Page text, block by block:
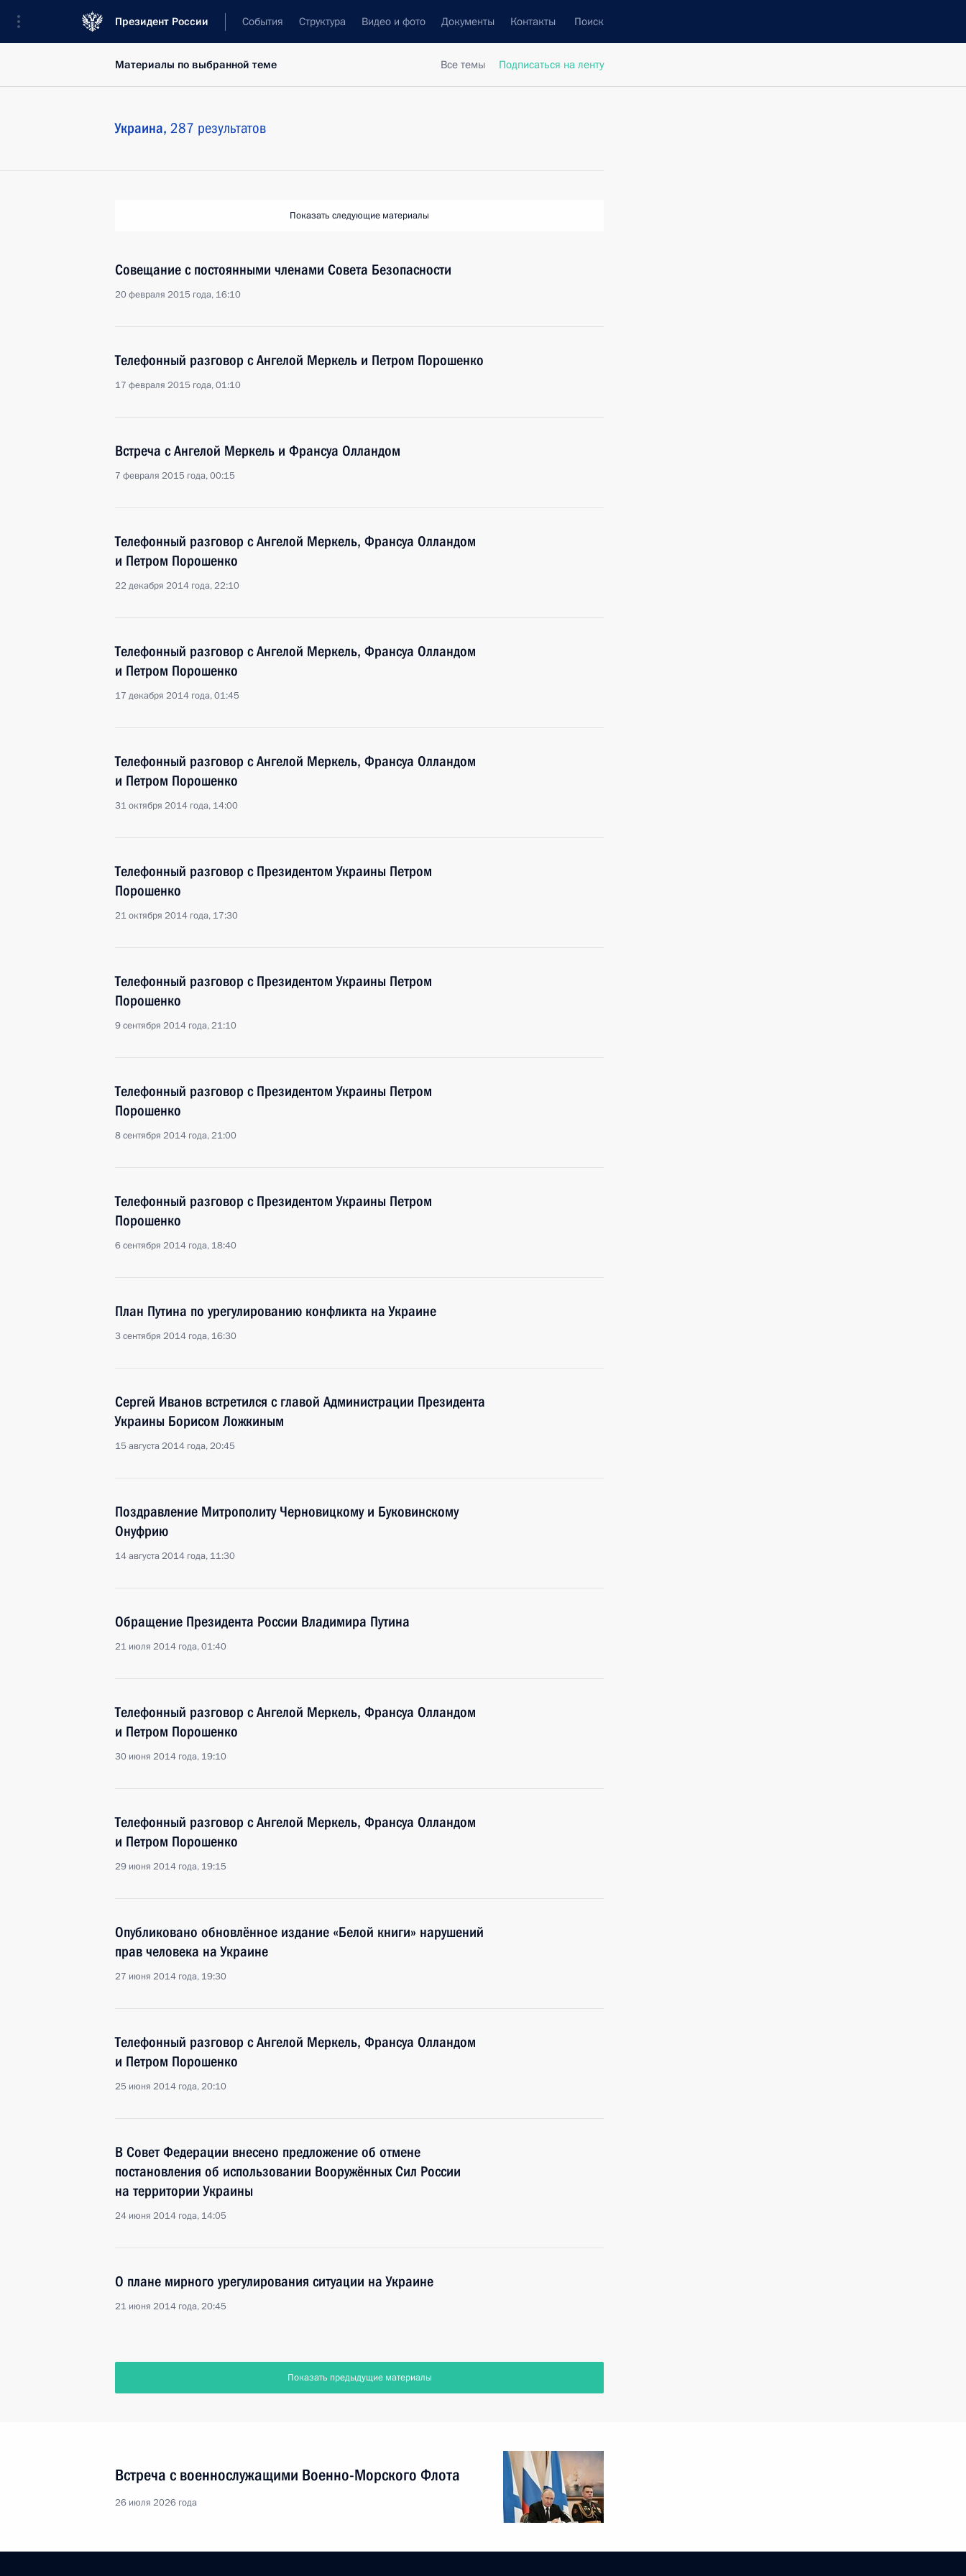
Президент России События Структура Видео и фото Документы Контакты Поиск
Все темы Подписаться на ленту
Материалы по выбранной теме
Украина, 287 результатов
Показать следующие материалы
Совещание с постоянными членами Совета Безопасности
20 февраля 2015 года, 16:10
Телефонный разговор с Ангелой Меркель и Петром Порошенко
17 февраля 2015 года, 01:10
Встреча с Ангелой Меркель и Франсуа Олландом
7 февраля 2015 года, 00:15
Телефонный разговор с Ангелой Меркель, Франсуа Олландом
и Петром Порошенко
22 декабря 2014 года, 22:10
Телефонный разговор с Ангелой Меркель, Франсуа Олландом
и Петром Порошенко
17 декабря 2014 года, 01:45
Телефонный разговор с Ангелой Меркель, Франсуа Олландом
и Петром Порошенко
31 октября 2014 года, 14:00
Телефонный разговор с Президентом Украины Петром
Порошенко
21 октября 2014 года, 17:30
Телефонный разговор с Президентом Украины Петром
Порошенко
9 сентября 2014 года, 21:10
Телефонный разговор с Президентом Украины Петром
Порошенко
8 сентября 2014 года, 21:00
Телефонный разговор с Президентом Украины Петром
Порошенко
6 сентября 2014 года, 18:40
План Путина по урегулированию конфликта на Украине
3 сентября 2014 года, 16:30
Сергей Иванов встретился с главой Администрации Президента
Украины Борисом Ложкиным
15 августа 2014 года, 20:45
Поздравление Митрополиту Черновицкому и Буковинскому
Онуфрию
14 августа 2014 года, 11:30
Обращение Президента России Владимира Путина
21 июля 2014 года, 01:40
Телефонный разговор с Ангелой Меркель, Франсуа Олландом
и Петром Порошенко
30 июня 2014 года, 19:10
Телефонный разговор с Ангелой Меркель, Франсуа Олландом
и Петром Порошенко
29 июня 2014 года, 19:15
Опубликовано обновлённое издание «Белой книги» нарушений
прав человека на Украине
27 июня 2014 года, 19:30
Телефонный разговор с Ангелой Меркель, Франсуа Олландом
и Петром Порошенко
25 июня 2014 года, 20:10
В Совет Федерации внесено предложение об отмене
постановления об использовании Вооружённых Сил России
на территории Украины
24 июня 2014 года, 14:05
О плане мирного урегулирования ситуации на Украине
21 июня 2014 года, 20:45
Показать предыдущие материалы
Встреча с военнослужащими Военно-Морского Флота
26 июля 2026 года